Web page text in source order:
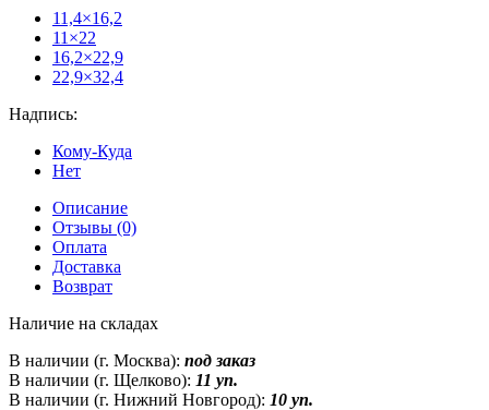
11,4×16,2
11×22
16,2×22,9
22,9×32,4
Надпись:
Кому-Куда
Нет
Описание
Отзывы (0)
Оплата
Доставка
Возврат
Наличие на складах
В наличии (г. Москва): под заказ
В наличии (г. Щелково): 11 уп.
В наличии (г. Нижний Новгород): 10 уп.